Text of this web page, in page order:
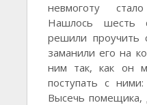
невмоготу
Нашлось шесть
решили проучить
заманили его на
ним так, как он
поступать с
Высечь